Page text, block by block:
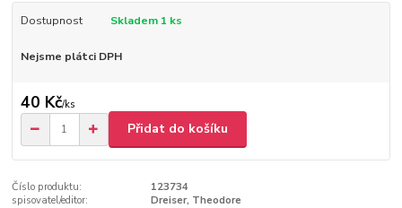
Dostupnost Skladem 1 ks
Nejsme plátci DPH
40 Kč/ks
Přidat do košíku
Číslo produktu:
123734
spisovatel/editor:
Dreiser, Theodore